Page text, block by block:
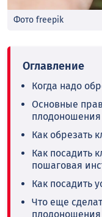
Фото freepik
Когда надо
Основные
плодоношения
Как обрезать
Как посадить
пошаговая
Как посадить
Что еще
плодоношения